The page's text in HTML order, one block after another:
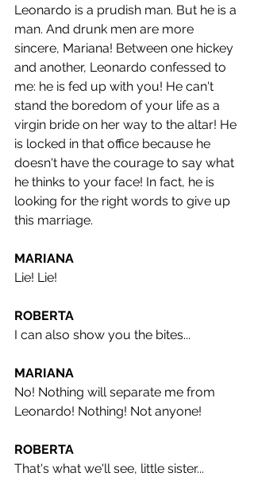
Leonardo is a prudish man. But he is a
man. And drunk men are more
sincere, Mariana! Between one hickey
and another, Leonardo confessed to
me: he is fed up with you! He can't
stand the boredom of your life as a
virgin bride on her way to the altar! He
is locked in that office because he
doesn't have the courage to say what
he thinks to your face! In fact, he is
looking for the right words to give up
this marriage.
MARIANA
Lie! Lie!
ROBERTA
I can also show you the bites...
MARIANA
No! Nothing will separate me from
Leonardo! Nothing! Not anyone!
ROBERTA
That's what we'll see, little sister...